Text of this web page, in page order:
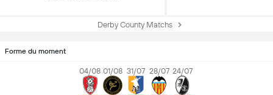
Derby County Matchs
Forme du moment
04/08 01/08 31/07 28/07 24/07